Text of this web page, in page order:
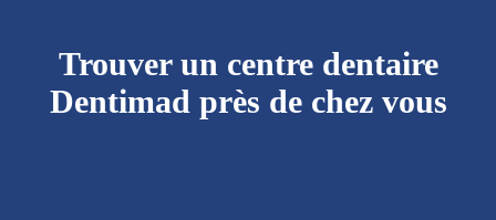
Trouver un centre dentaire
Dentimad près de chez vous